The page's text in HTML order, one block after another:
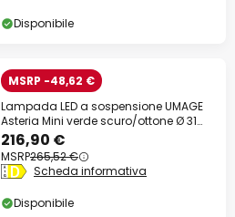
Disponibile
MSRP -48,62 €
Lampada LED a sospensione UMAGE
Asteria Mini verde scuro/ottone Ø 31
cm
216,90 €
MSRP265,52 €
Scheda informativa
Disponibile